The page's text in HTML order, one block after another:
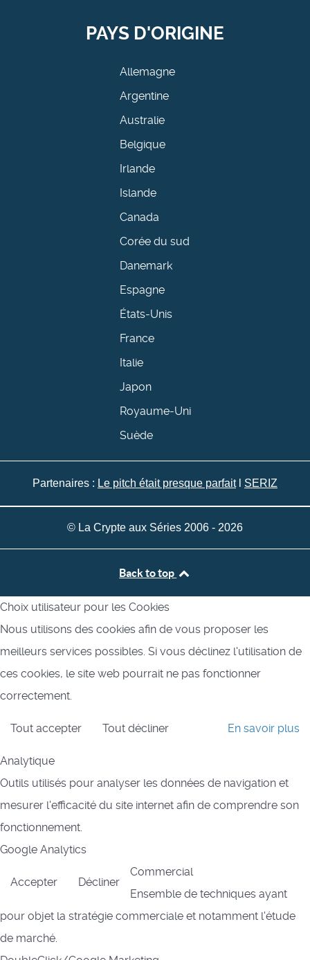
PAYS D'ORIGINE
Allemagne
Argentine
Australie
Belgique
Irlande
Islande
Canada
Corée du sud
Danemark
Espagne
États-Unis
France
Italie
Japon
Royaume-Uni
Suède
Partenaires : Le pitch était presque parfaitl SERIZ
© La Crypte aux Séries 2006 - 2026
Back to top
Choix utilisateur pour les Cookies
Nous utilisons des cookies afin de vous proposer les
meilleurs services possibles. Si vous déclinez l'utilisation de
ces cookies, le site web pourrait ne pas fonctionner
correctement.
Tout accepter Tout décliner En savoir plus
Analytique
Outils utilisés pour analyser les données de navigation et
mesurer l'efficacité du site internet afin de comprendre son
fonctionnement.
Google Analytics
Accepter Décliner
Commercial
Ensemble de techniques ayant
pour objet la stratégie commerciale et notamment l'étude
de marché.